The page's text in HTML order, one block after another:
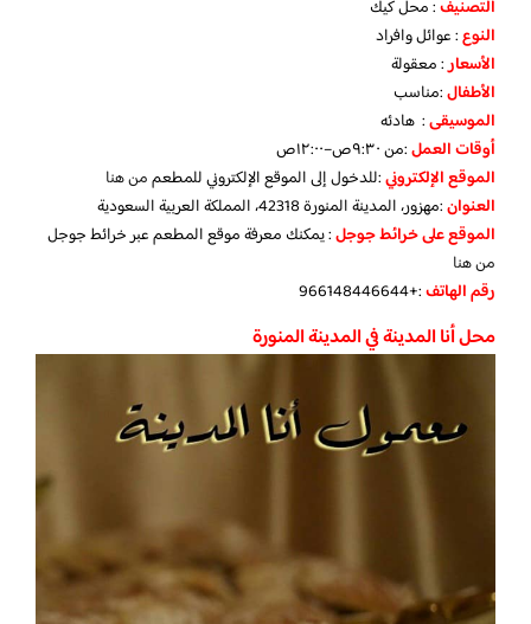
التصنيف: محل كيك
النوع: عوائل وافراد
الأسعار: معقولة
الأطفال:مناسب
الموسيقى: هادئه
أوقات العمل:من ٩:٣٠ص–١٢:٠٠ص
الموقع الإلكتروني:للدخول إلى الموقع الإلكتروني للمطعممن هنا
العنوان:مهزور، المدينة المنورة 42318، المملكة العربية السعودية
الموقع على خرائط جوجل: يمكنك معرفة موقع المطعم عبر خرائط جوجل
من هنا
رقم الهاتف:+966148446644
محل أنا المدينة في المدينة المنورة